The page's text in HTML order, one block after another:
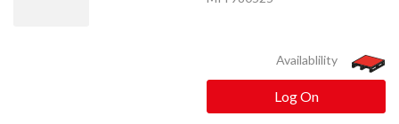
Availablility
Log On